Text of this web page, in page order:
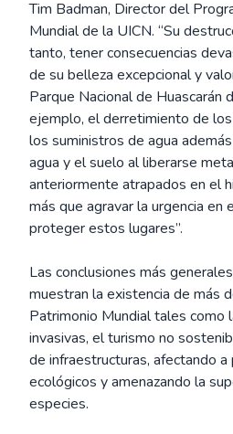
Tim Badman, Director del
Mundial de la UICN. “Su
tanto, tener consecuencias
de su belleza excepcional y
Parque Nacional de Huascarán
ejemplo, el derretimiento de
los suministros de agua
agua y el suelo al liberarse
anteriormente atrapados en el
más que agravar la urgencia en
proteger estos lugares”.
Las conclusiones más
muestran la existencia de más
Patrimonio Mundial tales como
invasivas, el turismo no
de infraestructuras, afectando a
ecológicos y amenazando la
especies.